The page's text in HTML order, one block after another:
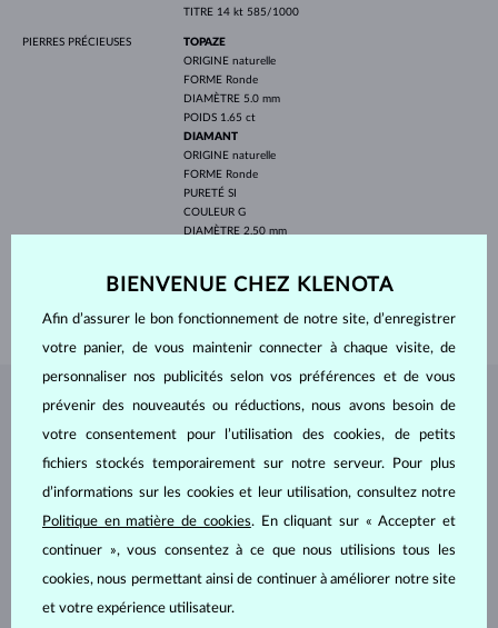
TITRE 14 kt 585/1000
PIERRES PRÉCIEUSES
TOPAZE
ORIGINE naturelle
FORME Ronde
DIAMÈTRE 5.0 mm
POIDS 1.65 ct
DIAMANT
ORIGINE naturelle
FORME Ronde
PURETÉ SI
COULEUR G
DIAMÈTRE 2.50 mm
420.00 mm
BIJOUX DEL'ATELIER KLENOTA
BIENVENUE CHEZ KLENOTA
Afin d’assurer le bon fonctionnement de notre site, d’enregistrer
votre panier, de vous maintenir connecter à chaque visite, de
personnaliser nos publicités selon vos préférences et de vous
prévenir des nouveautés ou réductions, nous avons besoin de
votre consentement pour l’utilisation des cookies, de petits
fichiers stockés temporairement sur notre serveur. Pour plus
d’informations sur les cookies et leur utilisation, consultez notre
Politique en matière de cookies. En cliquant sur « Accepter et
continuer », vous consentez à ce que nous utilisions tous les
cookies, nous permettant ainsi de continuer à améliorer notre site
et votre expérience utilisateur.